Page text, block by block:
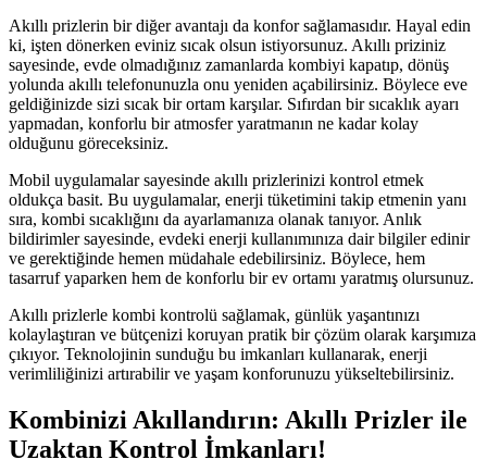
Akıllı prizlerin bir diğer avantajı da konfor sağlamasıdır. Hayal edin
ki, işten dönerken eviniz sıcak olsun istiyorsunuz. Akıllı priziniz
sayesinde, evde olmadığınız zamanlarda kombiyi kapatıp, dönüş
yolunda akıllı telefonunuzla onu yeniden açabilirsiniz. Böylece eve
geldiğinizde sizi sıcak bir ortam karşılar. Sıfırdan bir sıcaklık ayarı
yapmadan, konforlu bir atmosfer yaratmanın ne kadar kolay
olduğunu göreceksiniz.
Mobil uygulamalar sayesinde akıllı prizlerinizi kontrol etmek
oldukça basit. Bu uygulamalar, enerji tüketimini takip etmenin yanı
sıra, kombi sıcaklığını da ayarlamanıza olanak tanıyor. Anlık
bildirimler sayesinde, evdeki enerji kullanımınıza dair bilgiler edinir
ve gerektiğinde hemen müdahale edebilirsiniz. Böylece, hem
tasarruf yaparken hem de konforlu bir ev ortamı yaratmış olursunuz.
Akıllı prizlerle kombi kontrolü sağlamak, günlük yaşantınızı
kolaylaştıran ve bütçenizi koruyan pratik bir çözüm olarak karşımıza
çıkıyor. Teknolojinin sunduğu bu imkanları kullanarak, enerji
verimliliğinizi artırabilir ve yaşam konforunuzu yükseltebilirsiniz.
Kombinizi Akıllandırın: Akıllı Prizler ile
Uzaktan Kontrol İmkanları!